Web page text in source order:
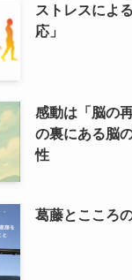
ストレスによ
応」
感動は「脳の
の裏にある脳
性
葛藤とこころ